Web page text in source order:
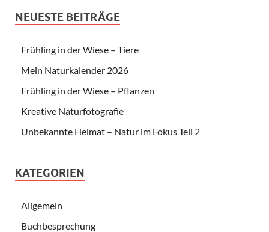
NEUESTE BEITRÄGE
Frühling in der Wiese – Tiere
Mein Naturkalender 2026
Frühling in der Wiese – Pflanzen
Kreative Naturfotografie
Unbekannte Heimat – Natur im Fokus Teil 2
KATEGORIEN
Allgemein
Buchbesprechung